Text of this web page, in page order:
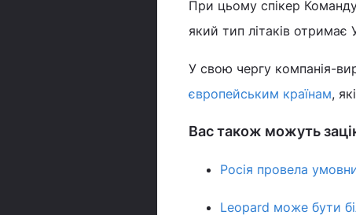
При цьому спікер
який тип літаків отримає
У свою чергу компанія-
європейським країнам,
Вас також можуть
Росія провела
Leopard може бути